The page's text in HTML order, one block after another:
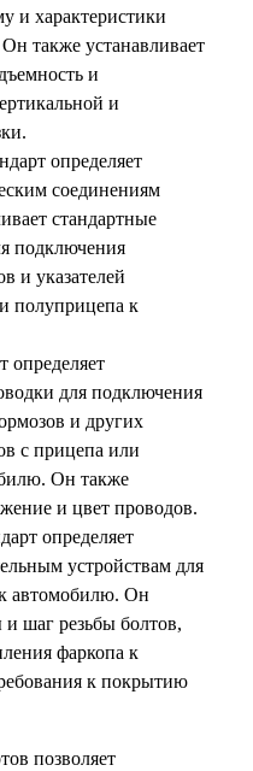
и характеристики
также устанавливает
и
и
определяет
соединениям
стандартные
подключения
и указателей
полуприцепа к
определяет
для подключения
и других
с прицепа или
Он также
и цвет проводов.
определяет
устройствам для
автомобилю. Он
и шаг резьбы болтов,
фаркопа к
к покрытию
позволяет